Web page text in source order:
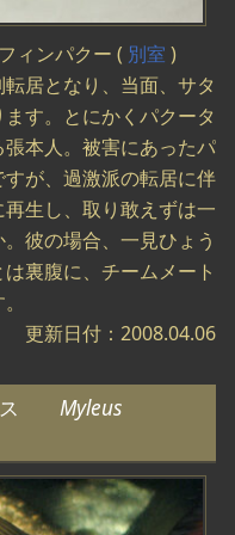
ィンパクー ( 別室 )
居となり、当面、サタ
す。とにかくパクータ
本人。被害にあったパ
が、過激派の転居に伴
生し、取り敢えずは一
彼の場合、一見ひょう
裏腹に、チームメート
更新日付：2008.04.06
ス Myleus